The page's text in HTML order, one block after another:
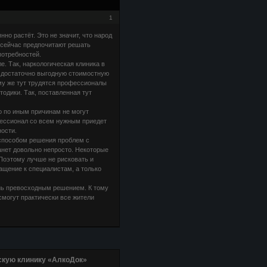
1
растёт. Это не значит, что народ
предпочитают решать
Так, наркологическая клиника в
выгодную стоимостную
же тут трудятся профессионалы
Так, поставленная тут
по иным причинам не могут
со всем нужным приедет
решения проблем с
довольно непросто. Некоторые
лучше не рисковать и
к специалистам, а только
превосходным решением. К тому
практически все жители
клинику «АлкоДок»